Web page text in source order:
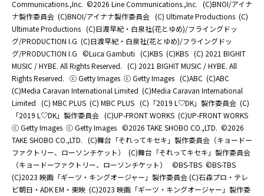
Communications.,Inc. ©2026 Line Communications.,Inc. (C)BNOI/アイナ
ナ製作委員会 (C)BNOI/アイナナ製作委員会 (C) Ultimate Productions (C)
Ultimate Productions (C)日渡早紀・白泉社(花とゆめ)/フライングドッ
グ/PRODUCTION I.G (C)日渡早紀・白泉社(花とゆめ)/フライングドッ
グ/PRODUCTION I.G ©Luca Gambuti (C)KBS (C)KBS (C) 2021 BIGHIT
MUSIC / HYBE. All Rights Reserved. (C) 2021 BIGHIT MUSIC / HYBE. All
Rights Reserved. ⓒ Getty Images ⓒ Getty Images (C)ABC (C)ABC
(C)Media Caravan International Limited (C)Media Caravan International
Limited (C) MBC PLUS (C) MBC PLUS (C)「2019 L♡DK」製作委員会 (C)
「2019 L♡DK」製作委員会 (C)UP-FRONT WORKS (C)UP-FRONT WORKS
ⓒ Getty Images ⓒ Getty Images ©2026 TAKE SHOBO CO.,LTD. ©2026
TAKE SHOBO CO.,LTD. (C)舞台「それってキセキ」製作委員会（キョードー
ファクトリー、ローソンチケット）
(C)舞台「それってキセキ」製作委員会
（キョードーファクトリー、ローソンチケット）
©BS-TBS ©BS-TBS
(C)2023 映画「ギーツ・キングオージャー」製作委員会 (C)石森プロ・テレ
ビ朝日・ADK EM・東映 (C)2023 映画「ギーツ・キングオージャー」製作委